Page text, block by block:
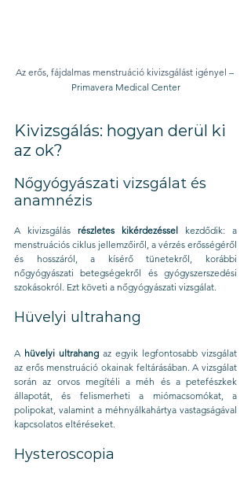
Az erős, fájdalmas menstruáció kivizsgálást igényel –
Primavera Medical Center
Kivizsgálás: hogyan derül ki
az ok?
Nőgyógyászati vizsgálat és
anamnézis
A kivizsgálás részletes kikérdezéssel kezdődik: a
menstruációs ciklus jellemzőiről, a vérzés erősségéről
és hosszáról, a kísérő tünetekről, korábbi
nőgyógyászati betegségekről és gyógyszerszedési
szokásokról. Ezt követi a nőgyógyászati vizsgálat.
Hüvelyi ultrahang
A hüvelyi ultrahang az egyik legfontosabb vizsgálat
az erős menstruáció okainak feltárásában. A vizsgálat
során az orvos megítéli a méh és a petefészkek
állapotát, és felismerheti a miómacsomókat, a
polipokat, valamint a méhnyálkahártya vastagságával
kapcsolatos eltéréseket.
Hysteroscopia